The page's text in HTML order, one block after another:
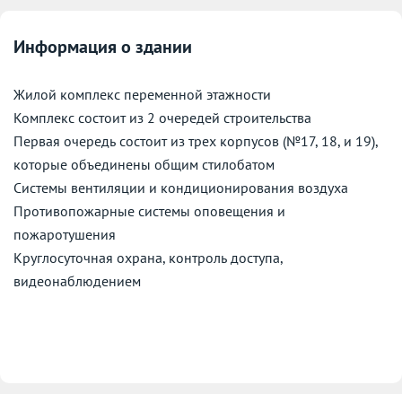
Информация о здании
Жилой комплекс переменной этажности
Комплекс состоит из 2 очередей строительства
Первая очередь состоит из трех корпусов (№17, 18, и 19),
которые объединены общим стилобатом
Системы вентиляции и кондиционирования воздуха
Противопожарные системы оповещения и
пожаротушения
Круглосуточная охрана, контроль доступа,
видеонаблюдением